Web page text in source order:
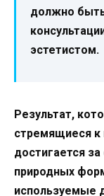
должно
эстетистом.
Результат,
стремящиеся к
достигается
природных
используемые